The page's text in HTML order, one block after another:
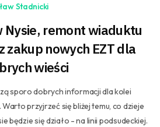
Stadnicki
Nysie, remont wiaduktu
zakup nowych EZT dla
wieści
sporo dobrych informacji dla kolei
przyjrzeć się bliżej temu, co dzieje
będzie się działo - na linii podsudeckiej.